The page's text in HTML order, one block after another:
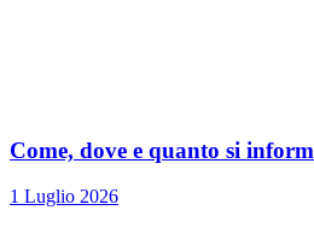
Come, dove e quanto si
1 Luglio 2026